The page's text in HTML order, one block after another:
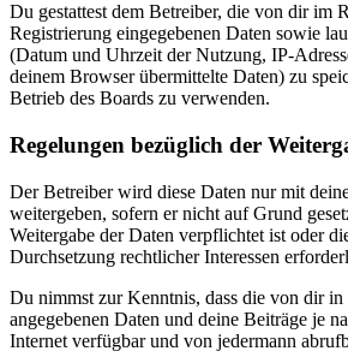
Du gestattest dem Betreiber, die von dir im
Registrierung eingegebenen Daten sowie
(Datum und Uhrzeit der Nutzung, IP-
deinem Browser übermittelte Daten) zu
Betrieb des Boards zu verwenden.
Regelungen bezüglich der
Der Betreiber wird diese Daten nur mit
weitergeben, sofern er nicht auf Grund
Weitergabe der Daten verpflichtet ist oder
Durchsetzung rechtlicher Interessen
Du nimmst zur Kenntnis, dass die von dir
angegebenen Daten und deine Beiträge je
Internet verfügbar und von jedermann